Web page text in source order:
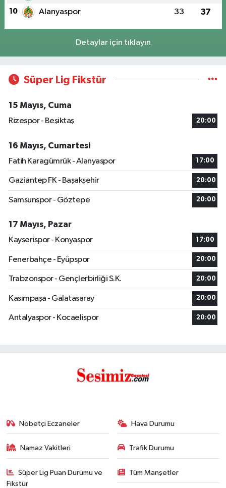
10 Alanyaspor 33 37
Detaylar için tıklayın
Süper Lig Fikstür
15 Mayıs, Cuma
Rizespor - Beşiktaş
20:00
16 Mayıs, Cumartesi
Fatih Karagümrük - Alanyaspor
17:00
Gaziantep FK - Başakşehir 20:00
Samsunspor - Göztepe 20:00
17 Mayıs, Pazar
Kayserispor - Konyaspor
17:00
Fenerbahçe - Eyüpspor 20:00
Trabzonspor - Gençlerbirliği S.K. 20:00
Kasımpaşa - Galatasaray 20:00
Antalyaspor - Kocaelispor 20:00
Nöbetçi Eczaneler Hava Durumu
Namaz Vakitleri Trafik Durumu
Süper Lig Puan Durumu ve
Fikstür
Tüm Manşetler